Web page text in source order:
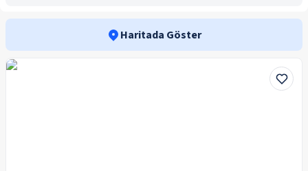
Haritada Göster